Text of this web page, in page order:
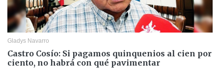
Gladys Navarro
Castro Cosío: Si pagamos quinquenios al cien por
ciento, no habrá con qué pavimentar